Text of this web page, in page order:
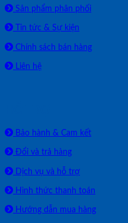
Sản phẩm phân phối
Tin tức & Sự kiện
Chính sách bán hàng
Liên hệ
Bảo hành & Cam kết
Đổi và trả hàng
Dịch vụ và hỗ trợ
Hình thức thanh toán
Hướng dẫn mua hàng